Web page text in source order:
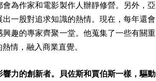
為作家和電影製作人辦靜修營。另外，亞
一股對追求知識的熱情。現在，每年還會
趣的專家齊聚一堂。他蒐集了一些有關重
情，融入商業直覺。
力的創新者。貝佐斯和賈伯斯一樣，驅動